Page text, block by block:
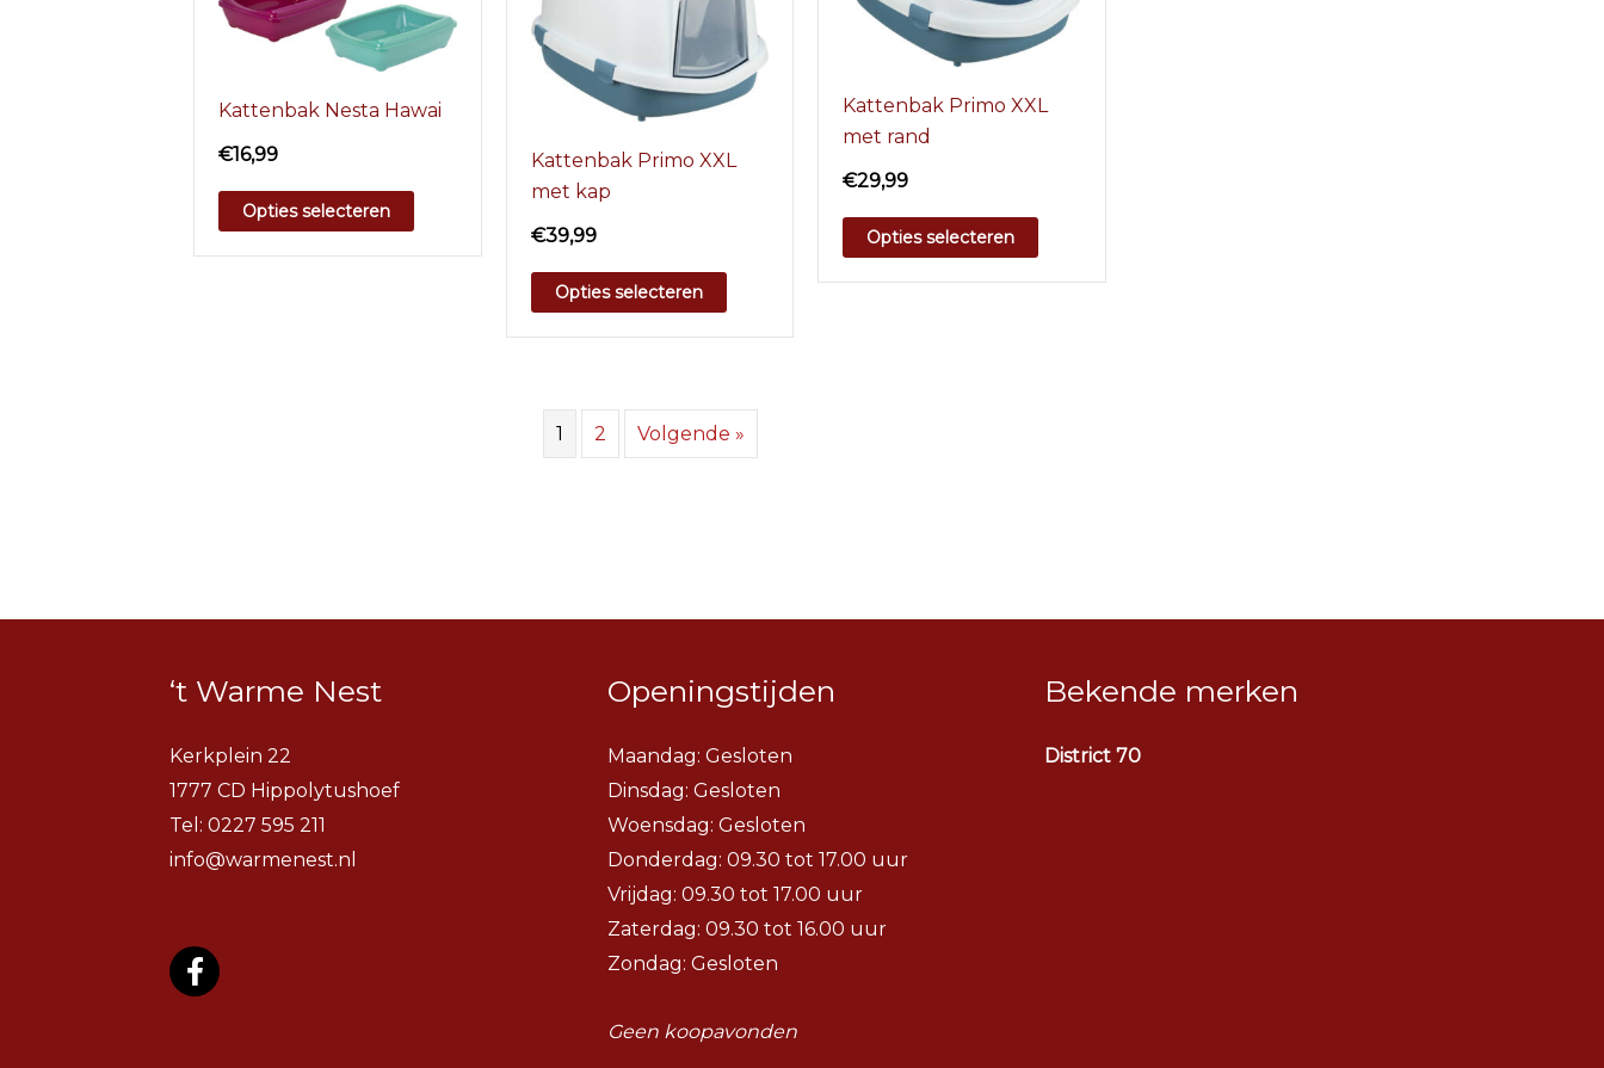
Kattenbak Nesta Hawai
€16,99
Opties selecteren
Kattenbak Primo XXL
met kap
€39,99
Opties selecteren
Kattenbak Primo XXL
met rand
€29,99
Opties selecteren
1 2 Volgende »
‘t Warme Nest
Kerkplein 22
1777 CD Hippolytushoef
Tel: 0227 595 211
info@warmenest.nl
Openingstijden
Maandag: Gesloten
Dinsdag: Gesloten
Woensdag: Gesloten
Donderdag: 09.30 tot 17.00 uur
Vrijdag: 09.30 tot 17.00 uur
Zaterdag: 09.30 tot 16.00 uur
Zondag: Gesloten
Geen koopavonden
Bekende merken
District 70